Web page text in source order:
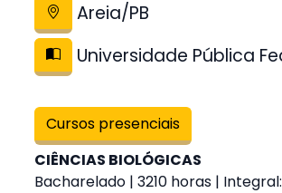
Areia/PB
Universidade Pública
Cursos presenciais
CIÊNCIAS BIOLÓGICAS
Bacharelado | 3210 horas |